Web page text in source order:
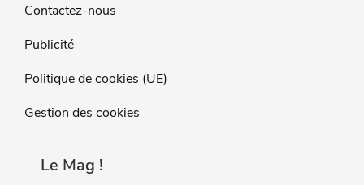
Contactez-nous
Publicité
Politique de cookies (UE)
Gestion des cookies
Le Mag !